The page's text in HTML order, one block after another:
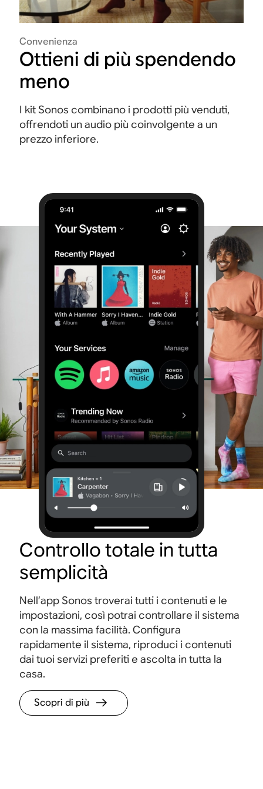
Convenienza
Ottieni di più spendendo
meno
I kit Sonos combinano i prodotti più venduti,
offrendoti un audio più coinvolgente a un
prezzo inferiore.
Controllo totale in tutta
semplicità
Nell’app Sonos troverai tutti i contenuti e le
impostazioni, così potrai controllare il sistema
con la massima facilità. Configura
rapidamente il sistema, riproduci i contenuti
dai tuoi servizi preferiti e ascolta in tutta la
casa.
Scopri di più